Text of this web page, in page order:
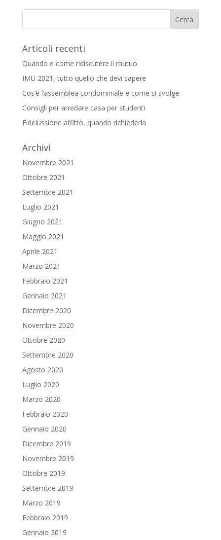
Articoli recenti
Quando e come ridiscutere il mutuo
IMU 2021, tutto quello che devi sapere
Cos’è l’assemblea condominiale e come si svolge
Consigli per arredare casa per studenti
Fideiussione affitto, quando richiederla
Archivi
Novembre 2021
Ottobre 2021
Settembre 2021
Luglio 2021
Giugno 2021
Maggio 2021
Aprile 2021
Marzo 2021
Febbraio 2021
Gennaio 2021
Dicembre 2020
Novembre 2020
Ottobre 2020
Settembre 2020
Agosto 2020
Luglio 2020
Marzo 2020
Febbraio 2020
Gennaio 2020
Dicembre 2019
Novembre 2019
Ottobre 2019
Settembre 2019
Marzo 2019
Febbraio 2019
Gennaio 2019